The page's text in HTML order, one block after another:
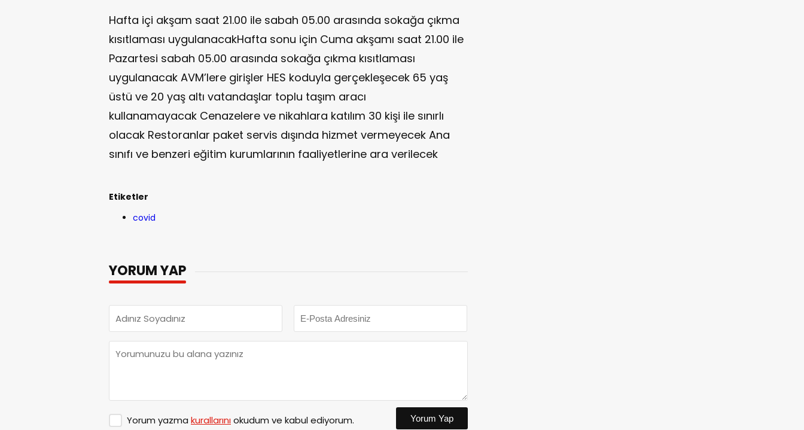
Hafta içi akşam saat 21.00 ile sabah 05.00 arasında sokağa çıkma
kısıtlaması uygulanacakHafta sonu için Cuma akşamı saat 21.00 ile
Pazartesi sabah 05.00 arasında sokağa çıkma kısıtlaması
uygulanacak AVM’lere girişler HES koduyla gerçekleşecek 65 yaş
üstü ve 20 yaş altı vatandaşlar toplu taşım aracı
kullanamayacak Cenazelere ve nikahlara katılım 30 kişi ile sınırlı
olacak Restoranlar paket servis dışında hizmet vermeyecek Ana
sınıfı ve benzeri eğitim kurumlarının faaliyetlerine ara verilecek
Etiketler
covid
YORUM YAP
Yorum yazma kurallarınıokudum ve kabul ediyorum. Yorum Yap